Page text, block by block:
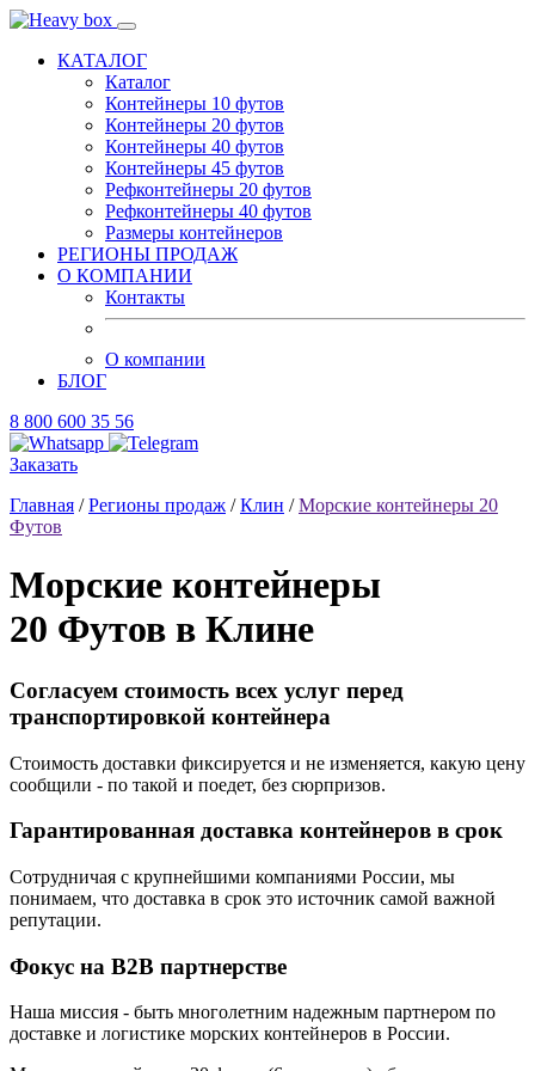
КАТАЛОГ
Каталог
Контейнеры 10 футов
Контейнеры 20 футов
Контейнеры 40 футов
Контейнеры 45 футов
Рефконтейнеры 20 футов
Рефконтейнеры 40 футов
Размеры контейнеров
РЕГИОНЫ ПРОДАЖ
О КОМПАНИИ
Контакты
О компании
БЛОГ
8 800 600 35 56
Заказать
Главная /Регионы продаж /Клин /Морские контейнеры 20
Футов
Морские контейнеры
20 Футов в Клине
Согласуем стоимость всех услуг перед
транспортировкой контейнера
Стоимость доставки фиксируется и не изменяется, какую цену
сообщили - по такой и поедет, без сюрпризов.
Гарантированная доставка контейнеров в срок
Сотрудничая с крупнейшими компаниями России, мы
понимаем, что доставка в срок это источник самой важной
репутации.
Фокус на B2B партнерстве
Наша миссия - быть многолетним надежным партнером по
доставке и логистике морских контейнеров в России.